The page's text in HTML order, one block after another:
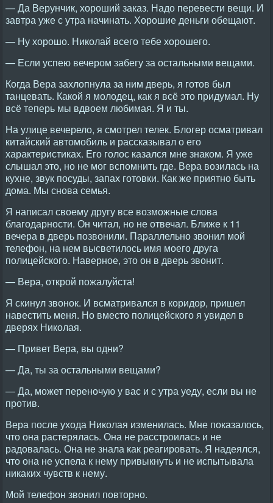
— Да Верунчик, хороший заказ. Надо перевести вещи. И
завтра уже с утра начинать. Хорошие деньги обещают.
— Ну хорошо. Николай всего тебе хорошего.
— Если успею вечером забегу за остальными вещами.
Когда Вера захлопнула за ним дверь, я готов был
танцевать. Какой я молодец, как я всё это придумал. Ну
всё теперь мы вдвоем любимая. Я и ты.
На улице вечерело, я смотрел телек. Блогер осматривал
китайский автомобиль и рассказывал о его
характеристиках. Его голос казался мне знаком. Я уже
слышал это, но не мог вспомнить где. Вера возилась на
кухне, звук посуды, запах готовки. Как же приятно быть
дома. Мы снова семья.
Я написал своему другу все возможные слова
благодарности. Он читал, но не отвечал. Ближе к 11
вечера в дверь позвонили. Параллельно звонил мой
телефон, на нем высветилось имя моего друга
полицейского. Наверное, это он в дверь звонит.
— Вера, открой пожалуйста!
Я скинул звонок. И всматривался в коридор, пришел
навестить меня. Но вместо полицейского я увидел в
дверях Николая.
— Привет Вера, вы одни?
— Да, ты за остальными вещами?
— Да, может переночую у вас и с утра уеду, если вы не
против.
Вера после ухода Николая изменилась. Мне показалось,
что она растерялась. Она не расстроилась и не
радовалась. Она не знала как реагировать. Я надеялся,
что она не успела к нему привыкнуть и не испытывала
никаких чувств к нему.
Мой телефон звонил повторно.